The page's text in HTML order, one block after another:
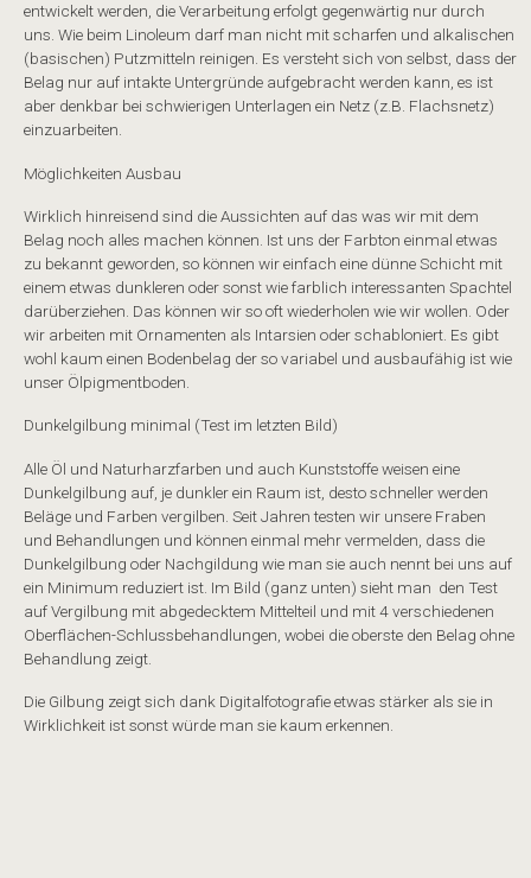
entwickelt werden, die Verarbeitung erfolgt gegenwärtig nur durch
uns. Wie beim Linoleum darf man nicht mit scharfen und alkalischen
(basischen) Putzmitteln reinigen. Es versteht sich von selbst, dass der
Belag nur auf intakte Untergründe aufgebracht werden kann, es ist
aber denkbar bei schwierigen Unterlagen ein Netz (z.B. Flachsnetz)
einzuarbeiten.
Möglichkeiten Ausbau
Wirklich hinreisend sind die Aussichten auf das was wir mit dem
Belag noch alles machen können. Ist uns der Farbton einmal etwas
zu bekannt geworden, so können wir einfach eine dünne Schicht mit
einem etwas dunkleren oder sonst wie farblich interessanten Spachtel
darüberziehen. Das können wir so oft wiederholen wie wir wollen. Oder
wir arbeiten mit Ornamenten als Intarsien oder schabloniert. Es gibt
wohl kaum einen Bodenbelag der so variabel und ausbaufähig ist wie
unser Ölpigmentboden.
Dunkelgilbung minimal (Test im letzten Bild)
Alle Öl und Naturharzfarben und auch Kunststoffe weisen eine
Dunkelgilbung auf, je dunkler ein Raum ist, desto schneller werden
Beläge und Farben vergilben. Seit Jahren testen wir unsere Fraben
und Behandlungen und können einmal mehr vermelden, dass die
Dunkelgilbung oder Nachgildung wie man sie auch nennt bei uns auf
ein Minimum reduziert ist. Im Bild (ganz unten) sieht man den Test
auf Vergilbung mit abgedecktem Mittelteil und mit 4 verschiedenen
Oberflächen-Schlussbehandlungen, wobei die oberste den Belag ohne
Behandlung zeigt.
Die Gilbung zeigt sich dank Digitalfotografie etwas stärker als sie in
Wirklichkeit ist sonst würde man sie kaum erkennen.